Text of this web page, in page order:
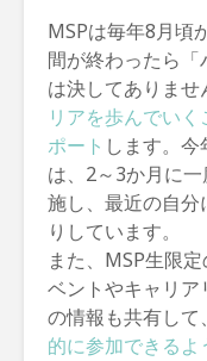
MSPは毎年8月頃
間が終わったら
は決してありませ
リアを歩んでい
ポート します。
は、2～3か月に
施し、最近の自分
りしています。
また、MSP生限
ベントやキャリ
の情報も共有して、
的に参加できるよ